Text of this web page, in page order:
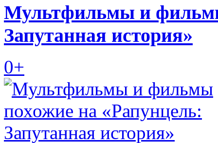
Мультфильмы и
Запутанная история»
0+